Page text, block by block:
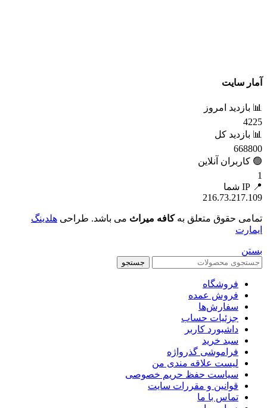
آمار سایت
📊 بازدید امروز
4225
📊 بازدید کل
668800
🟢 کاربران آنلاین
1
📍 IP شما
216.73.217.109
تمامی حقوق متعلق به کافه میراث می باشد. طراحی هلدینگ
ایمارت
بستن
جستجو
فروشگاه
فروش عمده
سفارش‌ها
جزئیات حساب
داشبورد کاربر
سبد خرید
فراموشی گذرواژه
لیست علاقه مندی من
سیاست حفظ حریم خصوصی
قوانین و مقررات سایت
تماس با ما